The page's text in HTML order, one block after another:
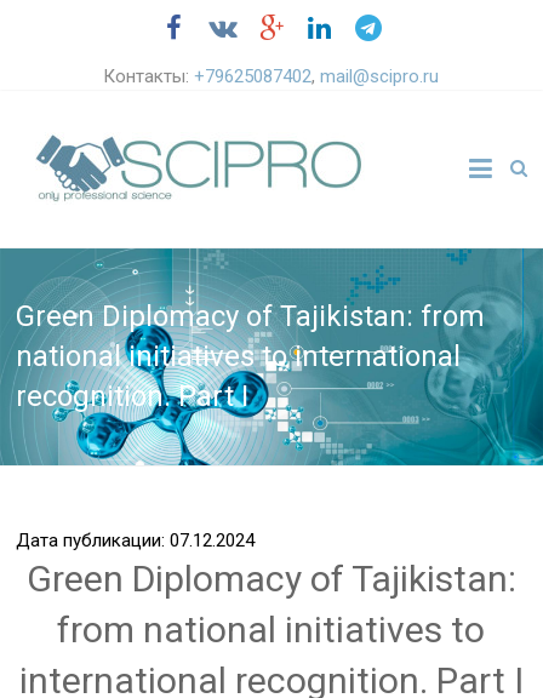
Контакты:+79625087402,mail@scipro.ru
Green Diplomacy of Tajikistan: from
national initiatives to international
recognition. Part I
Дата публикации: 07.12.2024
Green Diplomacy of Tajikistan:
from national initiatives to
international recognition. Part I